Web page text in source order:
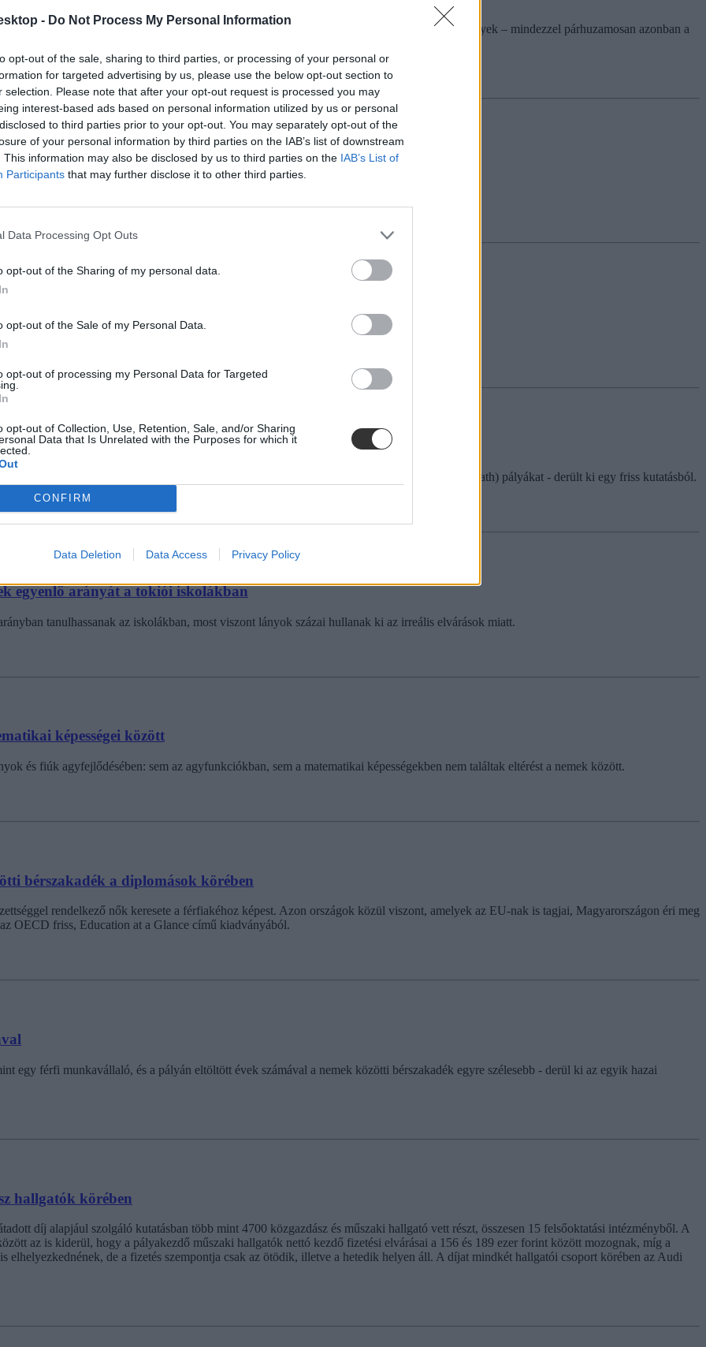
- Do Not Process My Personal Information
opt-out of the sale, sharing to third parties, or processing of your personal or
for targeted advertising by us, please use the below opt-out section to
selection. Please note that after your opt-out request is processed you may
interest-based ads based on personal information utilized by us or personal
to third parties prior to your opt-out. You may separately opt-out of the
of your personal information by third parties on the IAB’s list of downstream
This information may also be disclosed by us to third parties on the IAB’s List of
Participants that may further disclose it to other third parties.
Data Processing Opt Outs
opt-out of the Sharing of my personal data.
opt-out of the Sale of my Personal Data.
opt-out of processing my Personal Data for Targeted
opt-out of Collection, Use, Retention, Sale, and/or Sharing
Data that Is Unrelated with the Purposes for which it
CONFIRM
Data Deletion Data Access Privacy Policy
eddiginél nagyobb szerepet kap, emellett egyre fontosabbá válnak az egyéni teljesítmények – mindezzel párhuzamosan azonban a
részesítik előnyben, pedig a tanulmányi eredményeik mást mutatnak
ilyenkor pontosan?
súlyos megkülönböztetésekre.
továbbtanulást
a fiúk, mégis sokkal kevesebben választják az STEM (science, technology, engineering and math) pályákat - derült ki egy friss kutatásból.
egyenlő arányát a tokiói iskolákban
tanulhassanak az iskolákban, most viszont lányok százai hullanak ki az irreális elvárások miatt.
képességei között
és fiúk agyfejlődésében: sem az agyfunkciókban, sem a matematikai képességekben nem találtak eltérést a nemek között.
bérszakadék a diplomások körében
rendelkező nők keresete a férfiakéhoz képest. Azon országok közül viszont, amelyek az EU-nak is tagjai, Magyarországon éri meg
OECD friss, Education at a Glance című kiadványából.
egy férfi munkavállaló, és a pályán eltöltött évek számával a nemek közötti bérszakadék egyre szélesebb - derül ki az egyik hazai
hallgatók körében
díj alapjául szolgáló kutatásban több mint 4700 közgazdász és műszaki hallgató vett részt, összesen 15 felsőoktatási intézményből. A
az is kiderül, hogy a pályakezdő műszaki hallgatók nettó kezdő fizetési elvárásai a 156 és 189 ezer forint között mozognak, míg a
elhelyezkednének, de a fizetés szempontja csak az ötödik, illetve a hetedik helyen áll. A díjat mindkét hallgatói csoport körében az Audi